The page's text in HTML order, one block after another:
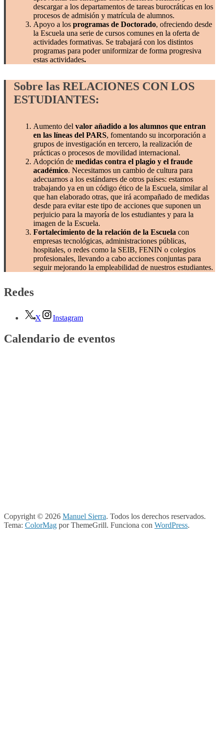
descargar a los departamentos de tareas burocráticas en los
procesos de admisión y matrícula de alumnos.
Apoyo a los programas de Doctorado, ofreciendo desde
la Escuela una serie de cursos comunes en la oferta de
actividades formativas. Se trabajará con los distintos
programas para poder uniformizar de forma progresiva
estas actividades.
Sobre las RELACIONES CON LOS
ESTUDIANTES:
Aumento del valor añadido a los alumnos que entran
en las líneas del PARS, fomentando su incorporación a
grupos de investigación en tercero, la realización de
prácticas o procesos de movilidad internacional.
Adopción de medidas contra el plagio y el fraude
académico. Necesitamos un cambio de cultura para
adecuarnos a los estándares de otros países: estamos
trabajando ya en un código ético de la Escuela, similar al
que han elaborado otras, que irá acompañado de medidas
desde para evitar este tipo de acciones que suponen un
perjuicio para la mayoría de los estudiantes y para la
imagen de la Escuela.
Fortalecimiento de la relación de la Escuela con
empresas tecnológicas, administraciones públicas,
hospitales, o redes como la SEIB, FENIN o colegios
profesionales, llevando a cabo acciones conjuntas para
seguir mejorando la empleabilidad de nuestros estudiantes.
Redes
X Instagram
Calendario de eventos
Copyright © 2026 Manuel Sierra. Todos los derechos reservados.
Tema: ColorMag por ThemeGrill. Funciona con WordPress.